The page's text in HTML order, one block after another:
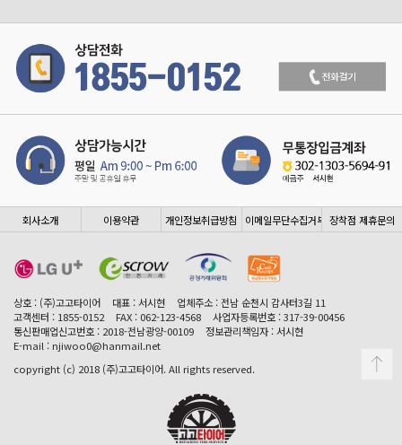
회사소개 이용약관 개인정보취급방침 이메일무단수집거부 장착점 제휴문의
상호 : (주)고고타이어 대표 : 서시현
업체주소 : 전남 순천시 감사터3길 11
고객센터 : 1855-0152
FAX : 062-123-4568
사업자등록번호 : 317-39-00456
통신판매업신고번호 : 2018-전남광양-00109
정보관리책임자 : 서시현
E-mail : njiwoo0@hanmail.net
copyright (c) 2018 (주)고고타이어. All rights reserved.